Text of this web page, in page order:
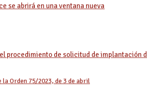
procedimiento de solicitud de implantación
Orden 75/2023, de 3 de abril